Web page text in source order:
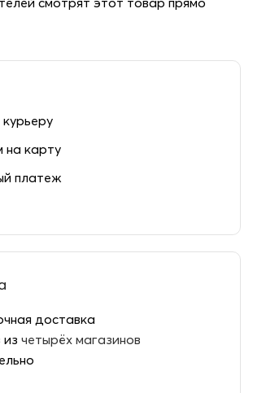
на карту
платеж
доставка
четырёх магазинов